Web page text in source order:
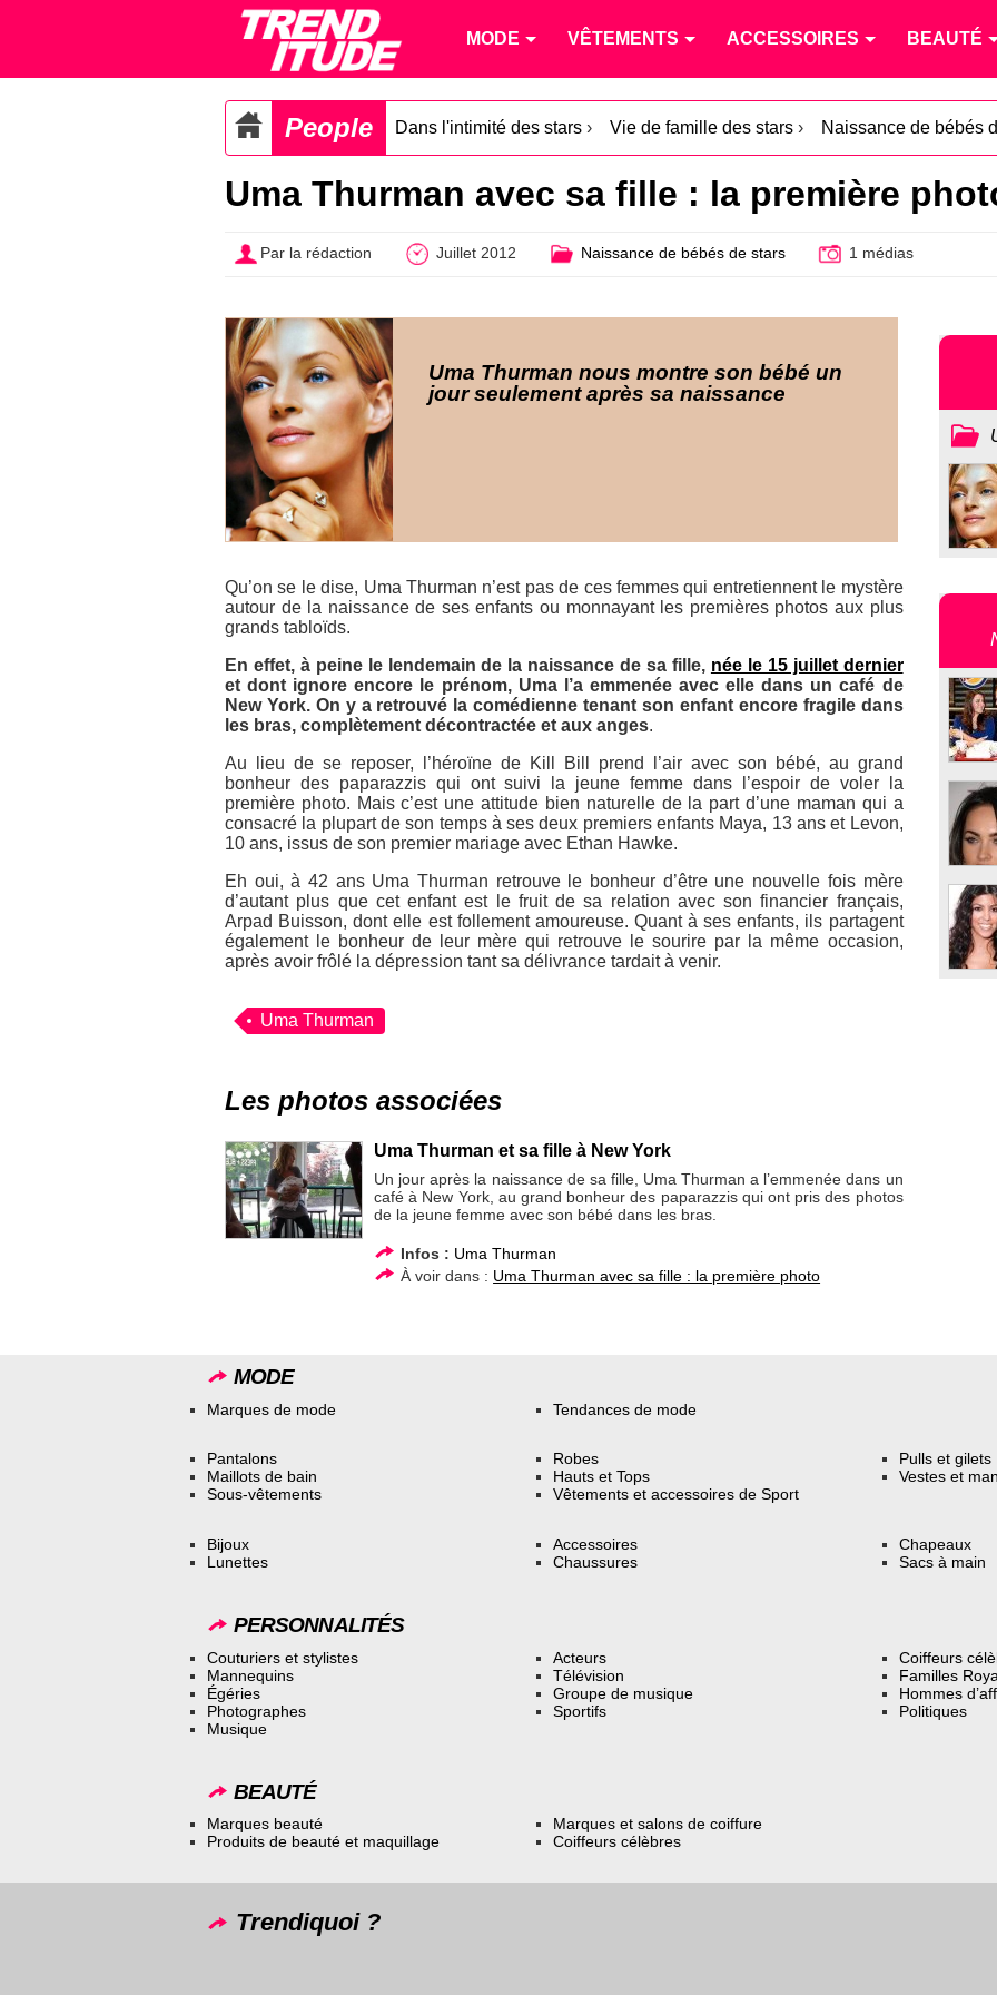
MODE VÊTEMENTS ACCESSOIRES BEAUTÉ
People Dans l'intimité des stars › Vie de famille des stars › Naissance de bébés
Uma Thurman avec sa fille : la première
Par la rédaction Juillet 2012 Naissance de bébés de stars 1 médias
Uma Thurman nous montre son bébé un
jour seulement après sa naissance
Qu’on se le dise, Uma Thurman n’est pas de ces femmes qui entretiennent le mystère
autour de la naissance de ses enfants ou monnayant les premières photos aux plus
grands tabloïds.
En effet, à peine le lendemain de la naissance de sa fille, née le 15 juillet dernier
et dont ignore encore le prénom, Uma l’a emmenée avec elle dans un café de
New York. On y a retrouvé la comédienne tenant son enfant encore fragile dans
les bras, complètement décontractée et aux anges.
Au lieu de se reposer, l’héroïne de Kill Bill
prend l’air avec son bébé, au grand
bonheur des paparazzis qui ont suivi la jeune femme dans l’espoir de voler la
première photo. Mais c’est une attitude bien naturelle de la part d’une maman qui a
consacré la plupart de son temps à ses deux premiers enfants Maya, 13 ans et Levon,
10 ans, issus de son premier mariage avec Ethan Hawke.
Eh oui, à 42 ans Uma Thurman retrouve le bonheur d’être une nouvelle fois mère
d’autant plus que cet enfant est le fruit de sa relation avec son financier français,
Arpad Buisson, dont elle est follement amoureuse. Quant à ses enfants, ils partagent
également le bonheur de leur mère qui retrouve le sourire par la même occasion,
après avoir frôlé la dépression tant sa délivrance tardait à venir.
Uma Thurman
Les photos associées
Uma Thurman et sa fille à New York
Un jour après la naissance de sa fille, Uma Thurman a l’emmenée dans un
café à New York, au grand bonheur des paparazzis qui ont pris des photos
de la jeune femme avec son bébé dans les bras.
Infos : Uma Thurman
À voir dans : Uma Thurman avec sa fille : la première photo
MODE
Marques de mode Tendances de mode
Pantalons
Maillots de bain
Sous-vêtements
Robes
Hauts et Tops
Vêtements et accessoires de Sport
Pulls et gilets
Vestes et
Bijoux
Lunettes
Accessoires
Chaussures
Chapeaux
Sacs à main
PERSONNALITÉS
Couturiers et stylistes
Mannequins
Égéries
Photographes
Musique
Acteurs
Télévision
Groupe de musique
Sportifs
Coiffeurs
Familles
Hommes
Politiques
BEAUTÉ
Marques beauté
Produits de beauté et maquillage
Marques et salons de coiffure
Coiffeurs célèbres
Trendiquoi ?